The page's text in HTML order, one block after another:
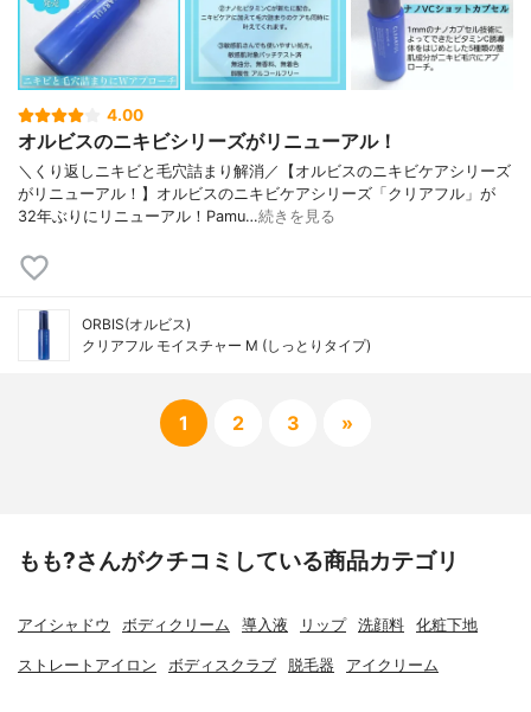
4.00
オルビスのニキビシリーズがリニューアル！
＼くり返しニキビと毛穴詰まり解消／【オルビスのニキビケアシリーズ
がリニューアル！】オルビスのニキビケアシリーズ「クリアフル」が
32年ぶりにリニューアル！Pamu…続きを見る
ORBIS(オルビス)
クリアフル モイスチャー M (しっとりタイプ)
1 2 3 »
もも?さんがクチコミしている商品カテゴリ
アイシャドウ ボディクリーム 導入液 リップ 洗顔料 化粧下地
ストレートアイロン ボディスクラブ 脱毛器 アイクリーム